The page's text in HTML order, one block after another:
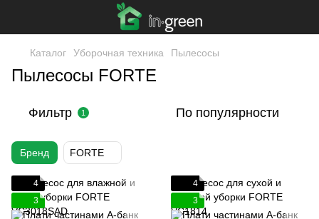
Каталог Уборочная техника Пылесосы
Пылесосы FORTE
Фильтр 1 По популярности
Бренд FORTE
4
3
4
3